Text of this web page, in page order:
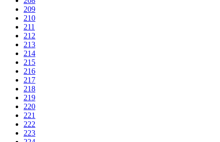
209
210
211
212
213
214
215
216
217
218
219
220
221
222
223